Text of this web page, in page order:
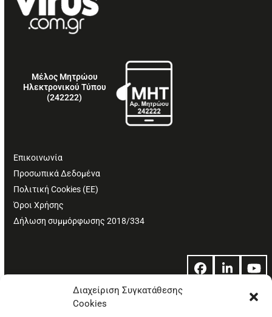
Διαχείριση Συγκατάθεσης
Cookies
Μέλος Μητρώου
Ηλεκτρονικού Τύπου
(242222)
Επικοινωνία
Προσωπικά Δεδομένα
Πολιτική Cookies (ΕΕ)
Όροι Χρήσης
Δήλωση συμμόρφωσης 2018/334
Facebook
LinkedIn